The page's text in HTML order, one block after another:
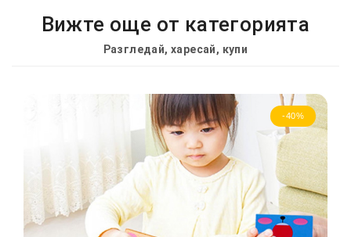
Вижте още от категорията
Разгледай, харесай, купи
-40%